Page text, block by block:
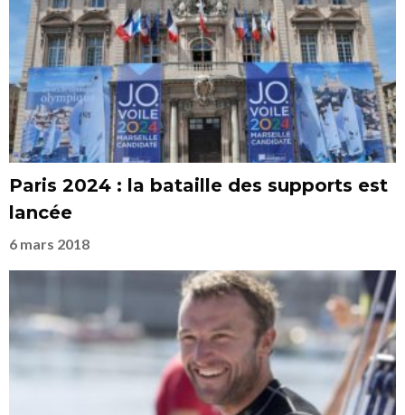
Paris 2024 : la bataille des supports est
lancée
6 mars 2018